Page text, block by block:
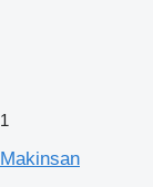
1
Makinsan